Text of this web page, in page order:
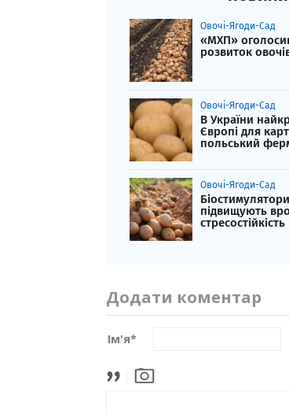
Овочі-Ягоди-Сад
«МХП»
розвиток
Овочі-Ягоди-Сад
В України
Європі для
польський
Овочі-Ягоди-Сад
підвищують
Додати коментар
Ім'я*